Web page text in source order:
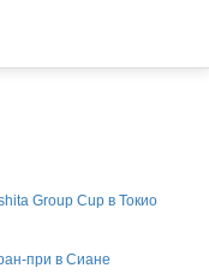
Group Cup в Токио
при в Сиане